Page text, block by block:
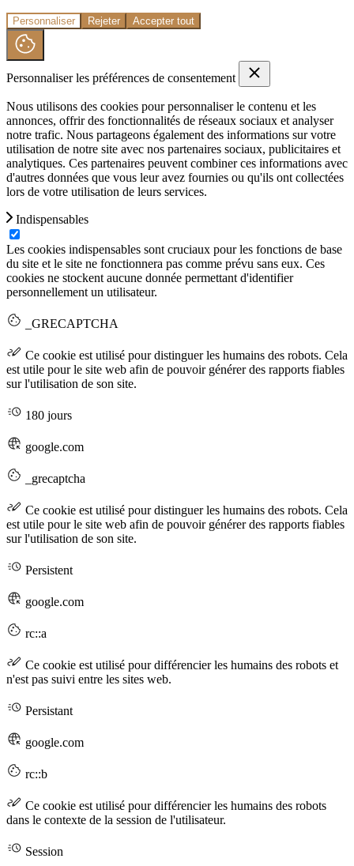
Personnaliser Rejeter Accepter tout
Personnaliser les préférences de consentement
Nous utilisons des cookies pour personnaliser le contenu et les
annonces, offrir des fonctionnalités de réseaux sociaux et analyser
notre trafic. Nous partageons également des informations sur votre
utilisation de notre site avec nos partenaires sociaux, publicitaires et
analytiques. Ces partenaires peuvent combiner ces informations avec
d'autres données que vous leur avez fournies ou qu'ils ont collectées
lors de votre utilisation de leurs services.
Indispensables
Les cookies indispensables sont cruciaux pour les fonctions de base
du site et le site ne fonctionnera pas comme prévu sans eux. Ces
cookies ne stockent aucune donnée permettant d'identifier
personnellement un utilisateur.
_GRECAPTCHA
Ce cookie est utilisé pour distinguer les humains des robots. Cela
est utile pour le site web afin de pouvoir générer des rapports fiables
sur l'utilisation de son site.
180 jours
google.com
_grecaptcha
Ce cookie est utilisé pour distinguer les humains des robots. Cela
est utile pour le site web afin de pouvoir générer des rapports fiables
sur l'utilisation de son site.
Persistent
google.com
rc::a
Ce cookie est utilisé pour différencier les humains des robots et
n'est pas suivi entre les sites web.
Persistant
google.com
rc::b
Ce cookie est utilisé pour différencier les humains des robots
dans le contexte de la session de l'utilisateur.
Session